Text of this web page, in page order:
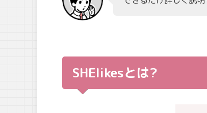
SHElikesとは?